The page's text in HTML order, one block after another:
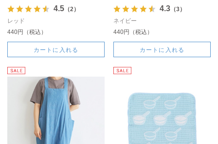
4.5（2）
レッド
440円（税込）
カートに入れる
4.3（3）
ネイビー
440円（税込）
カートに入れる